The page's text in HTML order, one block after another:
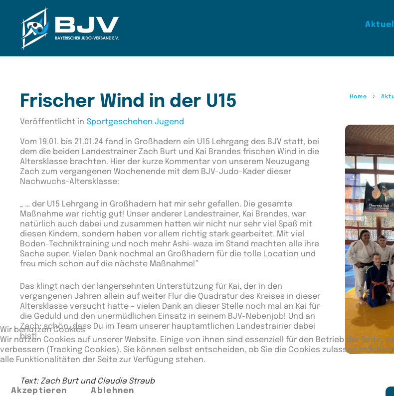
Zum Hauptinhalt springen
Frischer Wind in der U15
Veröffentlicht in Sportgeschehen Jugend
Vom 19.01. bis 21.01.24 fand in Großhadern ein U15 Lehrgang des BJV statt, bei
dem die beiden Landestrainer Zach Burt und Kai Brandes frischen Wind in die
Altersklasse brachten. Hier der kurze Kommentar von unserem Neuzugang
Zach zum vergangenen Wochenende mit dem BJV-Judo-Kader dieser
Nachwuchs-Altersklasse:
„ … der U15 Lehrgang in Großhadern hat mir sehr gefallen. Die gesamte
Maßnahme war richtig gut! Unser anderer Landestrainer, Kai Brandes, war
natürlich auch dabei und zusammen hatten wir nicht nur sehr viel Spaß mit
diesen Kindern, sondern haben vor allem richtig stark gearbeitet. Mit viel
Boden-Techniktraining und noch mehr Ashi-waza im Stand machten alle ihre
Sache super. Vielen Dank nochmal an Großhadern für die tolle Location und
freu mich schon auf die nächste Maßnahme!”
Das klingt nach der langersehnten Unterstützung für Kai, der in den
vergangenen Jahren allein auf weiter Flur die Quadratur des Kreises in dieser
Altersklasse versucht hatte – vielen Dank an dieser Stelle noch mal an Kai für
die Geduld und den unermüdlichen Einsatz in seinem BJV-Nebenjob! Und an
Zach: schön, dass Du im Team unserer hauptamtlichen Landestrainer dabei
bist!
Text: Zach Burt und Claudia Straub
Home
Wir benutzen Cookies
Wir nutzen Cookies auf unserer Website. Einige von ihnen sind essenziell für den Betrieb der Seite,
verbessern (Tracking Cookies). Sie können selbst entscheiden, ob Sie die Cookies zulassen
alle Funktionalitäten der Seite zur Verfügung stehen.
Akzeptieren Ablehnen